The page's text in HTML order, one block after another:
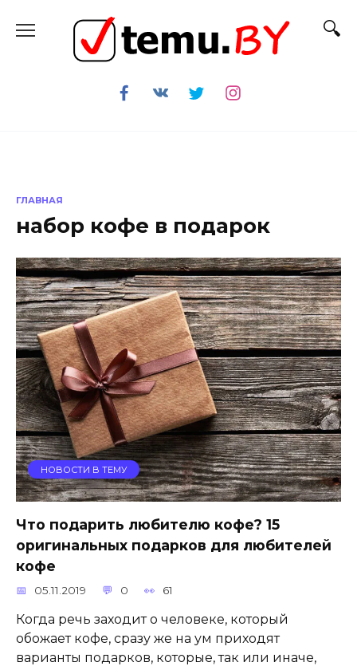
содержанию
ГЛАВНАЯ
набор кофе в подарок
НОВОСТИ В ТЕМУ
Что подарить любителю кофе? 15
оригинальных подарков для любителей
кофе
05.11.2019 0 61
Когда речь заходит о человеке, который
обожает кофе, сразу же на ум приходят
варианты подарков, которые, так или иначе,